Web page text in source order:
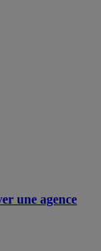
une agence